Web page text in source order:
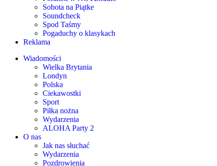
Sobota na Piątke
Soundcheck
Spod Taśmy
Pogaduchy o klasykach
Reklama
Wiadomości
Wielka Brytania
Londyn
Polska
Ciekawostki
Sport
Piłka nożna
Wydarzenia
ALOHA Party 2
O nas
Jak nas słuchać
Wydarzenia
Pozdrowienia